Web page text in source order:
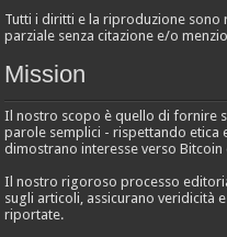
Tutti i diritti e la riproduzione sono
parziale senza citazione e/o
Mission
Il nostro scopo è quello di fornire
parole semplici - rispettando
dimostrano interesse verso Bitcoin
Il nostro rigoroso processo
sugli articoli, assicurano veridicità
riportate.